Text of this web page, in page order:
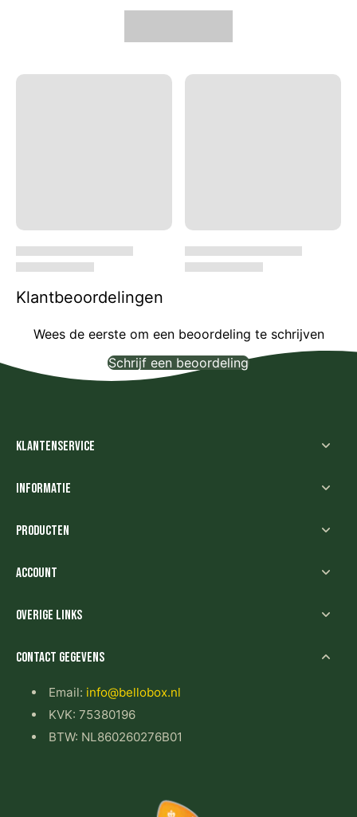
Klantbeoordelingen
Wees de eerste om een beoordeling te schrijven
Schrijf een beoordeling
Klantenservice
Informatie
Producten
Account
Overige links
Contact gegevens
Email: info@bellobox.nl
KVK: 75380196
BTW: NL860260276B01